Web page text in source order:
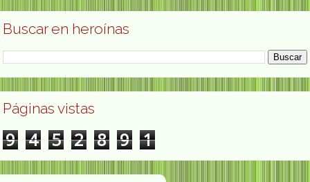
Buscar en heroínas
Páginas vistas
9 4 5 2 8 9 1